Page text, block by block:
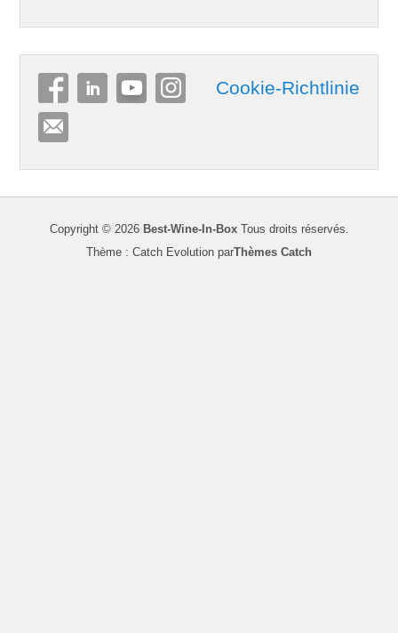
Cookie-Richtlinie
Copyright © 2026 Best-Wine-In-BoxTous droits réservés.
Thème : Catch Evolution parThèmes Catch